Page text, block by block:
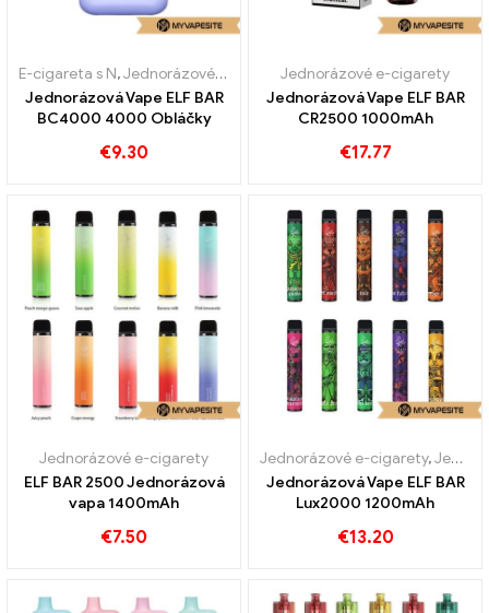
E-cigareta s N,Jednorázové e-cigarety
Jednorázová Vape ELF BAR
BC4000 4000 Obláčky
€9.30
Jednorázové e-cigarety
Jednorázová Vape ELF BAR
CR2500 1000mAh
€17.77
Jednorázové e-cigarety
ELF BAR 2500 Jednorázová
vapa 1400mAh
€7.50
Jednorázové e-cigarety,Jednorázové e-cigarety Švédsko
Jednorázová Vape ELF BAR
Lux2000 1200mAh
€13.20